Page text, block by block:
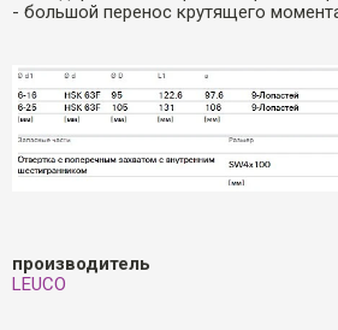
- большой перенос крутящего
производитель
LEUCO